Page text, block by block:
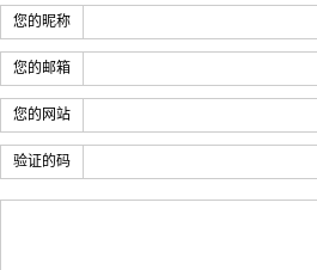
您的昵称
您的邮箱
您的网站
验证的码